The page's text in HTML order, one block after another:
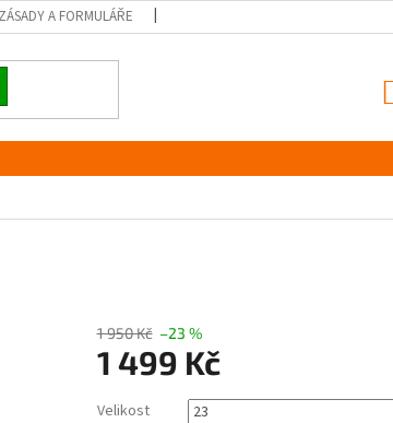
A FORMULÁŘE
1 950 Kč –23 %
1 499 Kč
Velikost